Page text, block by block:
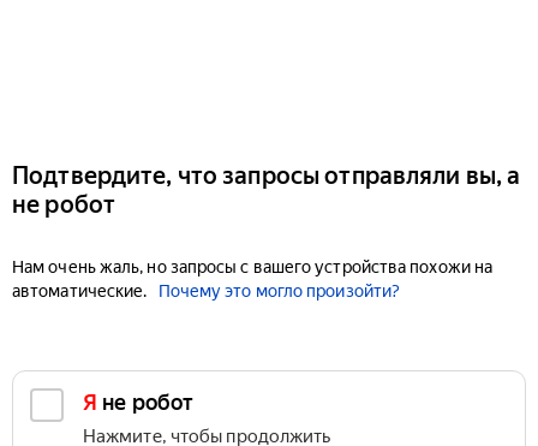
Подтвердите, что запросы отправляли вы, а
не робот
Нам очень жаль, но запросы с вашего устройства похожи на
автоматические.
Почему это могло произойти?
Я не робот
Нажмите, чтобы продолжить